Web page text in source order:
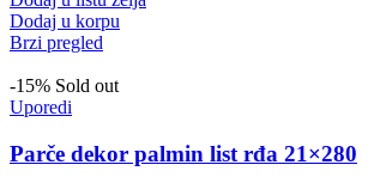
Dodaj u korpu
Brzi pregled
-15% Sold out
Uporedi
Parče dekor palmin list rđa 21×280